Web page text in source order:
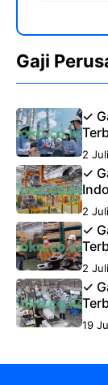
Gaji
✓
2
✓
2
✓
2
✓
19